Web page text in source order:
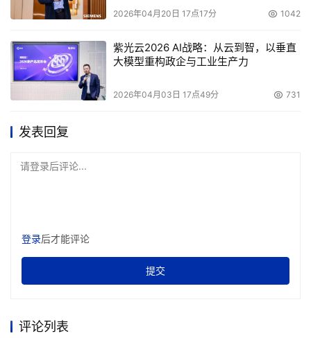
2026年04月20日 17点17分 1042
紫光云2026 AI战略：从云到智，以垂直
大模型重构政企与工业生产力
2026年04月03日 17点49分 731
发表回复
请登录后评论...
登录后才能评论
提交
评论列表